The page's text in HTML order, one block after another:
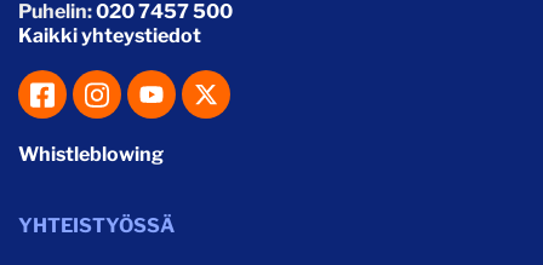
Puhelin:020 7457 500
Kaikki yhteystiedot
Whistleblowing
YHTEISTYÖSSÄ